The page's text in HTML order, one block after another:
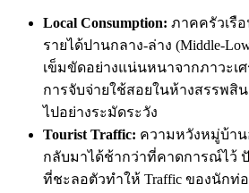
Local Consumption: ภาคครัวเรื
รายได้ปานกลาง-ล่าง (Middle-
เข็มขัดอย่างแน่นหนาจากภาวะเ
การจับจ่ายใช้สอยในห้างสรรพสิ
ไปอย่างระมัดระวัง
Tourist Traffic: ความหวังหมู่บ้าน
กลับมาได้ช้ากว่าที่คาดการณ์ไว้ ปั
ที่ชะลอตัวทำให้ Traffic ของนักท่